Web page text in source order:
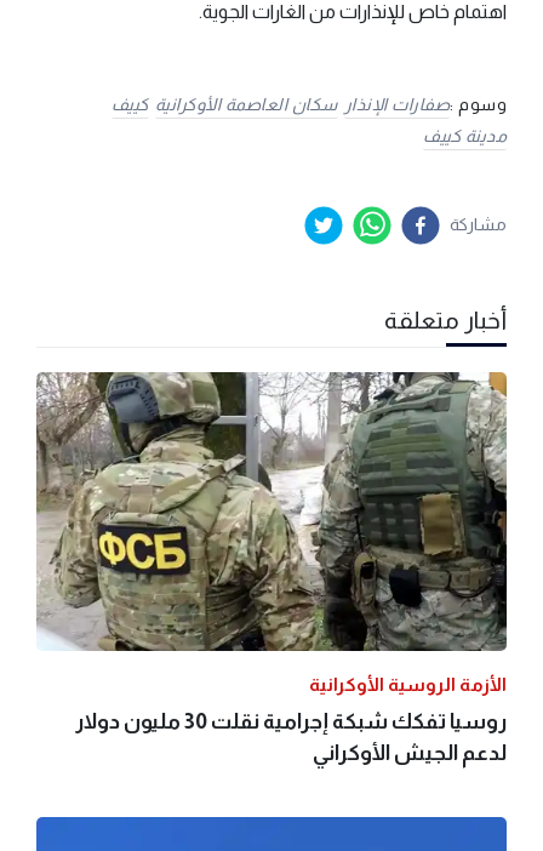
اهتمام خاص للإنذارات من الغارات الجوية.
وسوم :صفارات الإنذار سكان العاصمة الأوكرانية كييف
مدينة كييف
مشاركة
أخبار متعلقة
الأزمة الروسية الأوكرانية
روسيا تفكك شبكة إجرامية نقلت 30 مليون دولار
لدعم الجيش الأوكراني